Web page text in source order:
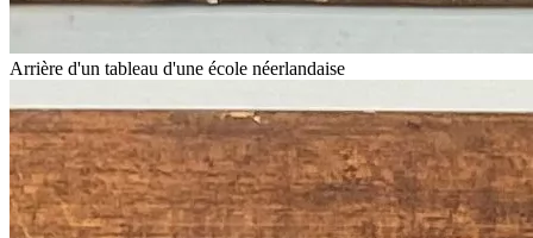
Arrière d'un tableau d'une école néerlandaise